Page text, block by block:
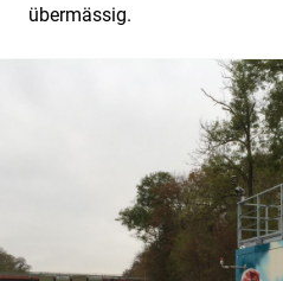
übermässig.